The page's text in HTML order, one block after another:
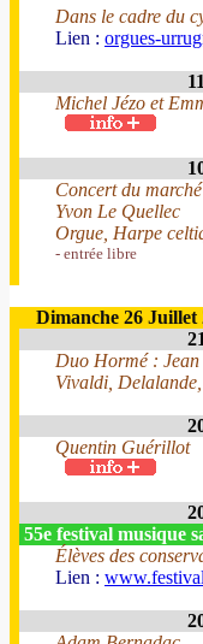
Dans le cadre du
Lien : orgues-
Michel Jézo et
Concert du marché
Yvon Le Quellec
Orgue, Harpe
- entrée libre
Dimanche 26 Juillet
Duo Hormé :
Vivaldi,
Quentin Guérillot
55e festival musique
Élèves des
Lien :